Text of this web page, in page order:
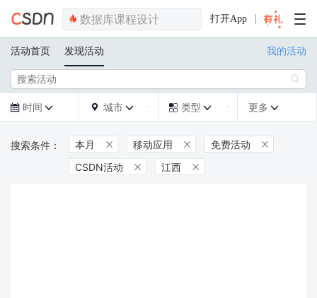
打开App
活动首页 发现活动 我的活动

 时间   城市   类型  更多 
本月  移动应用  免费活动 
CSDN活动  江西 